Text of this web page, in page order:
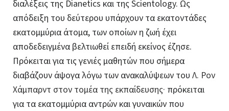
διαλέξεις της Dianetics και της Scientology. Ως
απόδειξη του δεύτερου υπάρχουν τα εκατοντάδες
εκατομμύρια άτομα, των οποίων η ζωή έχει
αποδεδειγμένα βελτιωθεί επειδή εκείνος έζησε.
Πρόκειται για τις γενιές μαθητών που σήμερα
διαβάζουν άψογα λόγω των ανακαλύψεων του Λ. Ρον
Χάμπαρντ στον τομέα της εκπαίδευσης· πρόκειται
για τα εκατομμύρια αντρών και γυναικών που